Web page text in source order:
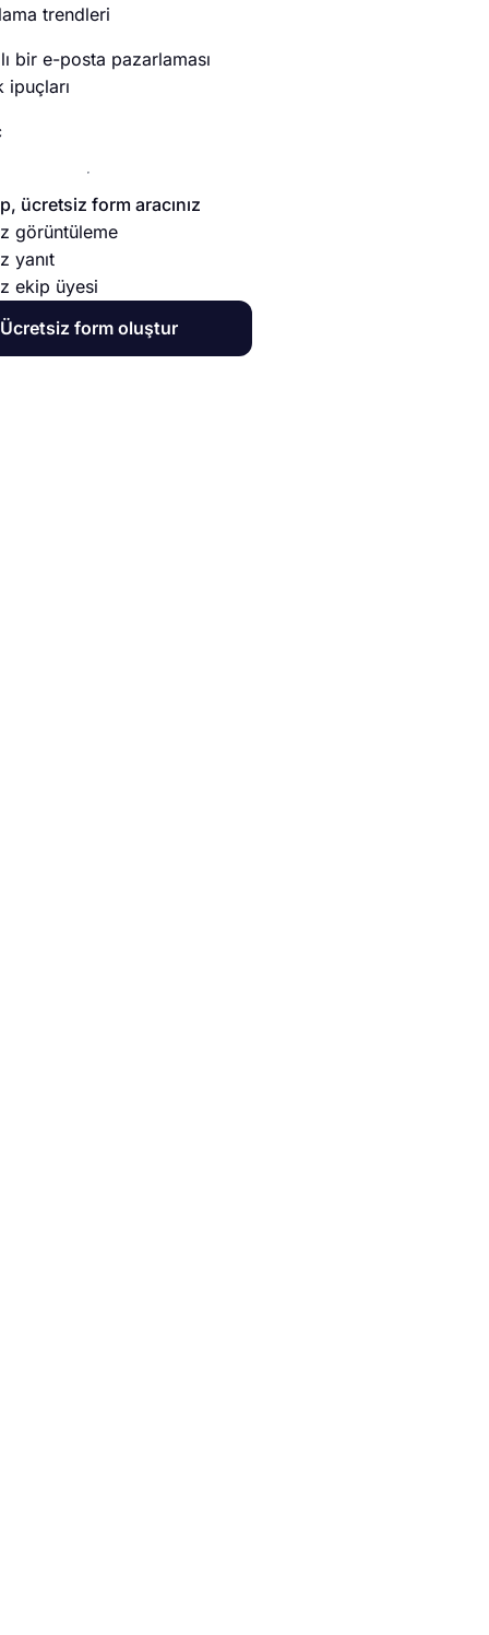
trendleri
bir e-posta pazarlaması
ipuçları
ücretsiz form aracınız
görüntüleme
yanıt
ekip üyesi
Ücretsiz form oluştur